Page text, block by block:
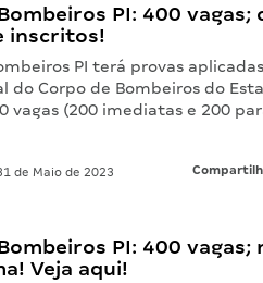
PI: 400 vagas;
inscritos!
PI terá provas
do Corpo de Bombeiros do
vagas (200 imediatas e 200
de Maio de 2023
PI: 400 vagas;
Veja aqui!